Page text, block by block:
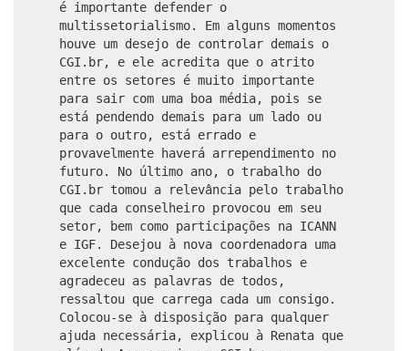
é importante defender o
multissetorialismo. Em alguns momentos
houve um desejo de controlar demais o
CGI.br, e ele acredita que o atrito
entre os setores é muito importante
para sair com uma boa média, pois se
está pendendo demais para um lado ou
para o outro, está errado e
provavelmente haverá arrependimento no
futuro. No último ano, o trabalho do
CGI.br tomou a relevância pelo trabalho
que cada conselheiro provocou em seu
setor, bem como participações na ICANN
e IGF. Desejou à nova coordenadora uma
excelente condução dos trabalhos e
agradeceu as palavras de todos,
ressaltou que carrega cada um consigo.
Colocou-se à disposição para qualquer
ajuda necessária, explicou à Renata que